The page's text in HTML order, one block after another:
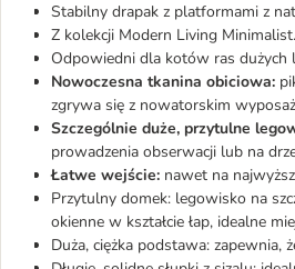
Stabilny drapak z platformami z
Z kolekcji Modern Living Minimalist.
Odpowiedni dla kotów ras dużych
Nowoczesna tkanina obiciowa:
zgrywa się z nowatorskim
Szczególnie duże, przytulne
prowadzenia obserwacji lub na
Łatwe wejście: nawet na
Przytulny domek: legowisko na
okienne w kształcie łap, idealne
Duża, ciężka podstawa: zapewnia,